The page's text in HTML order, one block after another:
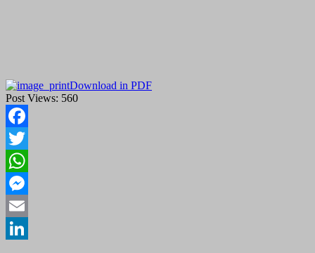
Download in PDF
Post Views: 560
Facebook
Twitter
WhatsApp
Messenger
Email